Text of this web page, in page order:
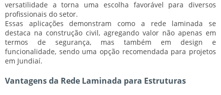
versatilidade a torna uma escolha favorável para diversos
profissionais do setor.
Essas aplicações demonstram como a rede laminada se
destaca na construção civil, agregando valor não apenas em
termos de segurança, mas também em design e
funcionalidade, sendo uma opção recomendada para projetos
em Jundiaí.
Vantagens da Rede Laminada para Estruturas